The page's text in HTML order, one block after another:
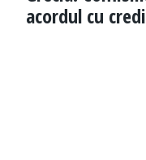
acordul cu